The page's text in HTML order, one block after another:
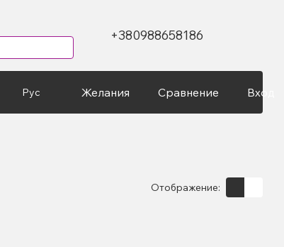
+380988658186
Рус Желания Сравнение Вход
Отображение: